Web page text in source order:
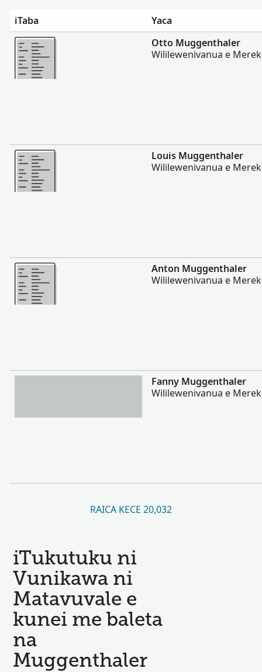
iTaba
Yaca
Vakalevu cake
Otto Muggenthaler
Wililewenivanua e
Vakalevu cake
Louis Muggenthaler
Wililewenivanua e
Vakalevu cake
Anton Muggenthaler
Wililewenivanua e
Vakalevu cake
Fanny Muggenthaler
Wililewenivanua e
RAICA KECE 20,032
iTukutuku ni
Vunikawa ni
Matavuvale e
kunei me baleta
na
Muggenthaler